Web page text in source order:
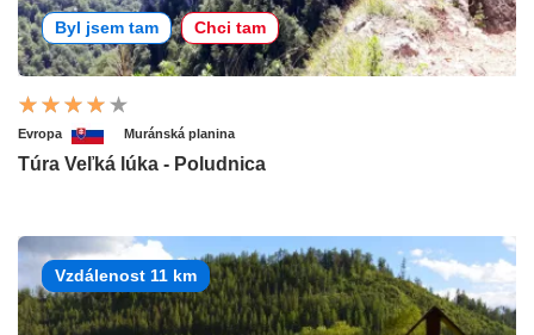
Byl jsem tam Chci tam
Evropa Muránská planina
Túra Veľká lúka - Poludnica
Vzdálenost 11 km